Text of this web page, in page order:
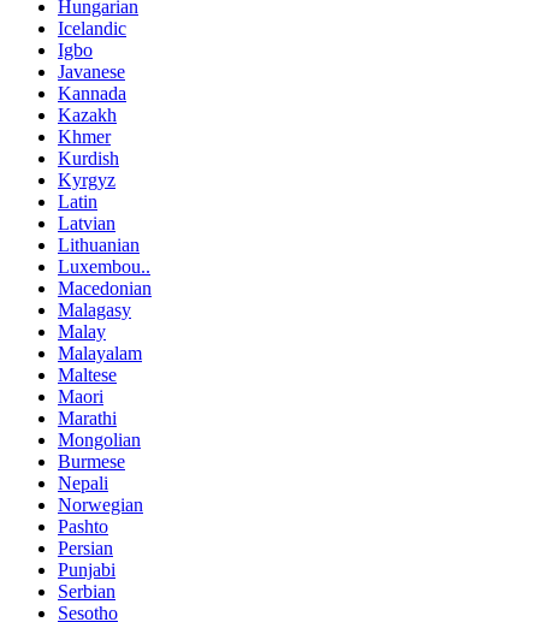
Hungarian
Icelandic
Igbo
Javanese
Kannada
Kazakh
Khmer
Kurdish
Kyrgyz
Latin
Latvian
Lithuanian
Luxembou..
Macedonian
Malagasy
Malay
Malayalam
Maltese
Maori
Marathi
Mongolian
Burmese
Nepali
Norwegian
Pashto
Persian
Punjabi
Serbian
Sesotho